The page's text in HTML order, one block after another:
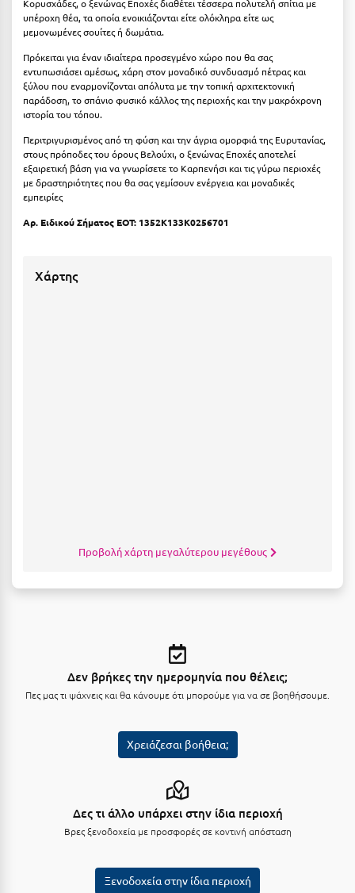
Κάρπαθος
Καρπενήσι
Κάρυστος
Κάσος
Κασσάνδρα
Καστοριά
Κερατέα
Κουρούτα Ηλείας
Κυλλήνη
Κορυσχάδες, ο ξενώνας Εποχές διαθέτει τέσσερα πολυτελή σπίτια με
υπέροχη θέα, τα οποία ενοικιάζονται είτε ολόκληρα είτε ως
μεμονωμένες σουίτες ή δωμάτια.
Πρόκειται για έναν ιδιαίτερα προσεγμένο χώρο που θα σας
εντυπωσιάσει αμέσως, χάρη στον μοναδικό συνδυασμό πέτρας και
ξύλου που εναρμονίζονται απόλυτα με την τοπική αρχιτεκτονική
παράδοση, το σπάνιο φυσικό κάλλος της περιοχής και την μακρόχρονη
ιστορία του τόπου.
Περιτριγυρισμένος από τη φύση και την άγρια ομορφιά της Ευρυτανίας,
στους πρόποδες του όρους Βελούχι, ο ξενώνας Εποχές αποτελεί
εξαιρετική βάση για να γνωρίσετε το Καρπενήσι και τις γύρω περιοχές
με δραστηριότητες που θα σας γεμίσουν ενέργεια και μοναδικές
εμπειρίες
Αρ. Ειδικού Σήματος ΕΟΤ: 1352K133K0256701
Χάρτης
Προβολή χάρτη μεγαλύτερου μεγέθους
Δεν βρήκες την ημερομηνία που θέλεις;
Πες μας τι ψάχνεις και θα κάνουμε ότι μπορούμε για να σε βοηθήσουμε.
Χρειάζεσαι βοήθεια;
Δες τι άλλο υπάρχει στην ίδια περιοχή
Βρες ξενοδοχεία με προσφορές σε κοντινή απόσταση
Ξενοδοχεία στην ίδια περιοχή